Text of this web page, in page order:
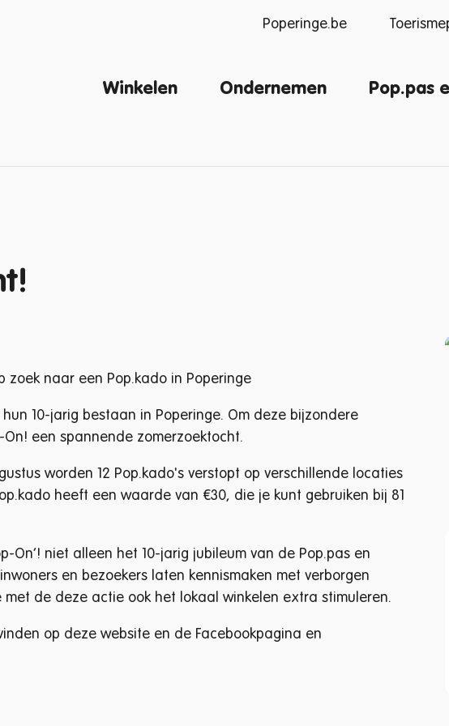
Poperinge.be
Winkelen Ondernemen Pop.pas
zoek naar een Pop.kado in Poperinge
10-jarig bestaan in Poperinge. Om deze bijzondere
een spannende zomerzoektocht.
worden 12 Pop.kado's verstopt op verschillende locaties
heeft een waarde van €30, die je kunt gebruiken bij 81
On’! niet alleen het 10-jarig jubileum van de Pop.pas en
en bezoekers laten kennismaken met verborgen
de deze actie ook het lokaal winkelen extra stimuleren.
op deze website en de Facebookpagina en